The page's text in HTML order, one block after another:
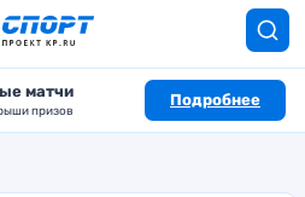
матчи
призов
Подробнее